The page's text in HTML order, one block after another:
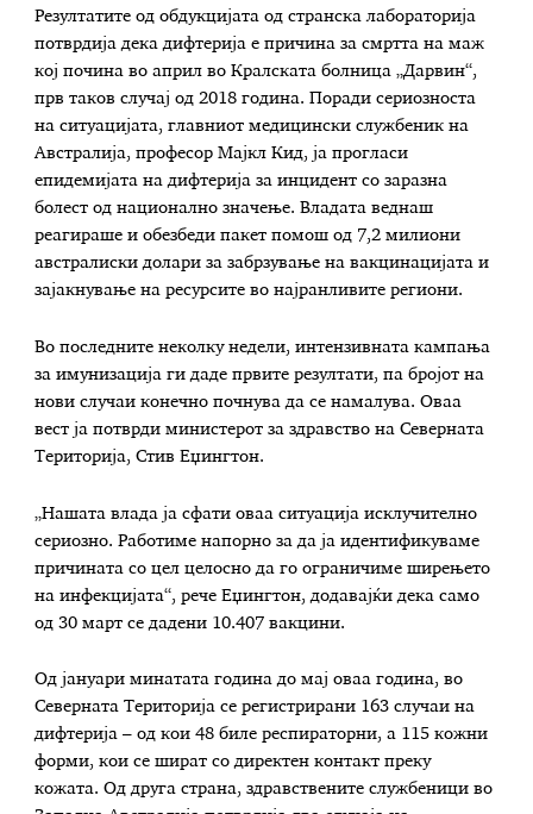
Резултатите од обдукцијата од странска лабораторија
потврдија дека дифтерија е причина за смртта на маж
кој почина во април во Кралската болница „Дарвин“,
прв таков случај од 2018 година. Поради сериозноста
на ситуацијата, главниот медицински службеник на
Австралија, професор Мајкл Кид, ја прогласи
епидемијата на дифтерија за инцидент со заразна
болест од национално значење. Владата веднаш
реагираше и обезбеди пакет помош од 7,2 милиони
австралиски долари за забрзување на вакцинацијата и
зајакнување на ресурсите во најранливите региони.
Во последните неколку недели, интензивната кампања
за имунизација ги даде првите резултати, па бројот на
нови случаи конечно почнува да се намалува. Оваа
вест ја потврди министерот за здравство на Северната
Територија, Стив Еџингтон.
„Нашата влада ја сфати оваа ситуација исклучително
сериозно. Работиме напорно за да ја идентификуваме
причината со цел целосно да го ограничиме ширењето
на инфекцијата“, рече Еџингтон, додавајќи дека само
од 30 март се дадени 10.407 вакцини.
Од јануари минатата година до мај оваа година, во
Северната Територија се регистрирани 163 случаи на
дифтерија – од кои 48 биле респираторни, а 115 кожни
форми, кои се шират со директен контакт преку
кожата. Од друга страна, здравствените службеници во